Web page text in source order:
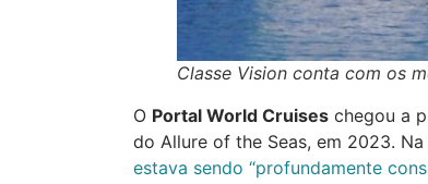
Classe Vision conta com os
O Portal World Cruises chegou a
do Allure of the Seas, em 2023. Na
estava sendo “profundamente